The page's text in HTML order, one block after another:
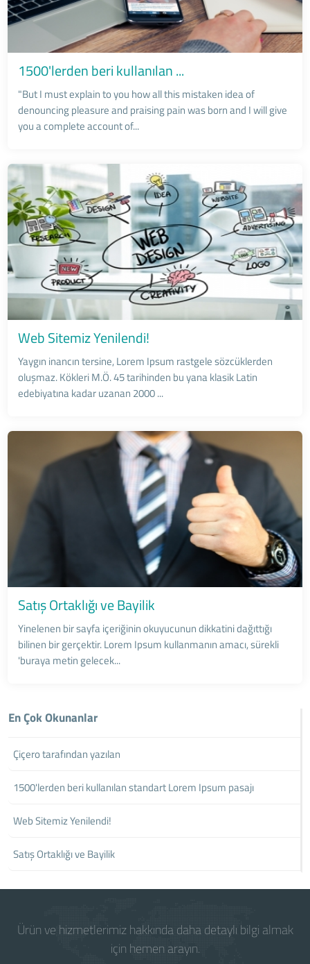
1500'lerden beri kullanılan ...
"But I must explain to you how all this mistaken idea of
denouncing pleasure and praising pain was born and I will give
you a complete account of...
Web Sitemiz Yenilendi!
Yaygın inancın tersine, Lorem Ipsum rastgele sözcüklerden
oluşmaz. Kökleri M.Ö. 45 tarihinden bu yana klasik Latin
edebiyatına kadar uzanan 2000 ...
Satış Ortaklığı ve Bayilik
Yinelenen bir sayfa içeriğinin okuyucunun dikkatini dağıttığı
bilinen bir gerçektir. Lorem Ipsum kullanmanın amacı, sürekli
'buraya metin gelecek...
En Çok Okunanlar
Çiçero tarafından yazılan
1500'lerden beri kullanılan standart Lorem Ipsum pasajı
Web Sitemiz Yenilendi!
Satış Ortaklığı ve Bayilik
Ürün ve hizmetlerimiz hakkında daha detaylı bilgi almak
için hemen arayın.